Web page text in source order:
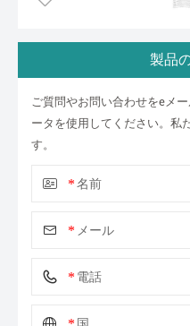
製品
ご質問やお問い合わせをeメ
ータを使用してください。私
す。